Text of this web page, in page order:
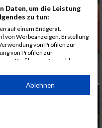
Daten, um die Leistung
zu tun:
auf einem Endgerät.
von Werbeanzeigen. Erstellung
von Profilen zur
von Profilen zur
von Profilen zur Auswahl
durch Statistiken oder
Quellen. Entwicklung und
weitergegeben und in die
Ablehnen